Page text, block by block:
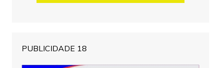
PUBLICIDADE 18